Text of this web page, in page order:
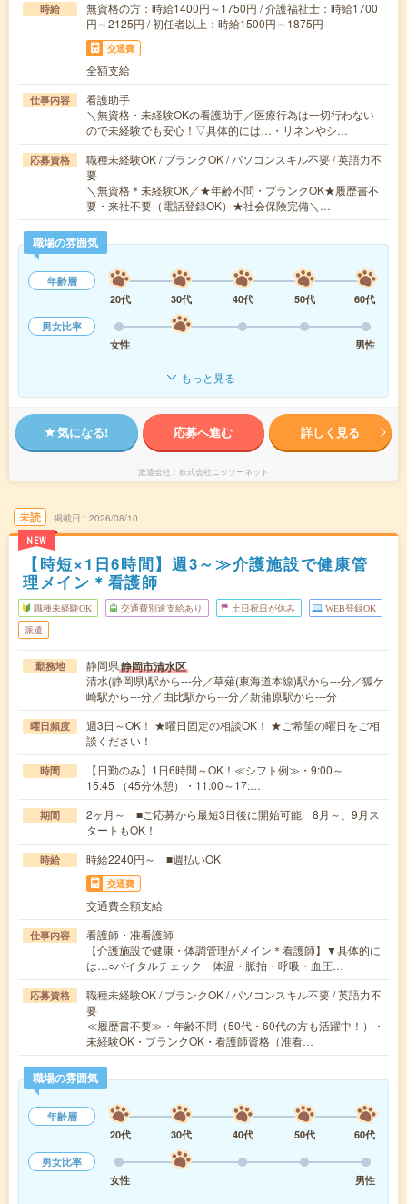
時給
無資格の方：時給1400円～1750円 / 介護福祉士：時給1700
円～2125円 / 初任者以上：時給1500円～1875円
交通費
全額支給
仕事内容
看護助手
＼無資格・未経験OKの看護助手／医療行為は一切行わない
ので未経験でも安心！▽具体的には…・リネンやシ…
応募資格
職種未経験OK / ブランクOK / パソコンスキル不要 / 英語力不
要
＼無資格＊未経験OK／★年齢不問・ブランクOK★履歴書不
要・来社不要（電話登録OK）★社会保険完備＼…
職場の雰囲気
年齢層
20代
30代 40代 50代
60代
男女比率
女性
男性
もっと見る
気になる! 応募へ進む 詳しく見る
派遣会社 株式会社ニッソーネット
未読
NEW
掲載日 2026/08/10
【時短×1日6時間】週3～≫介護施設で健康管
理メイン＊看護師
職種未経験OK 交通費別途支給あり 土日祝日が休み WEB登録OK
派遣
勤務地 静岡県静岡市清水区
清水(静岡県)駅から---分／草薙(東海道本線)駅から---分／狐ケ
崎駅から---分／由比駅から---分／新蒲原駅から---分
曜日頻度
週3日～OK！ ★曜日固定の相談OK！ ★ご希望の曜日をご相
談ください！
時間
【日勤のみ】1日6時間～OK！≪シフト例≫・9:00～
15:45 （45分休憩）・11:00～17:…
期間
2ヶ月～ ■ご応募から最短3日後に開始可能 8月～、9月ス
タートもOK！
時給 時給2240円～ ■週払いOK
交通費
交通費全額支給
仕事内容
看護師・准看護師
【介護施設で健康・体調管理がメイン＊看護師】▼具体的に
は…○バイタルチェック 体温・脈拍・呼吸・血圧…
応募資格
職種未経験OK / ブランクOK / パソコンスキル不要 / 英語力不
要
≪履歴書不要≫・年齢不問（50代・60代の方も活躍中！）・
未経験OK・ブランクOK・看護師資格（准看…
職場の雰囲気
年齢層
20代
30代 40代 50代
60代
男女比率
女性
男性